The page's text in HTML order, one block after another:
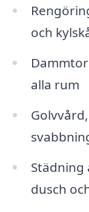
och
alla rum
Städning
dusch